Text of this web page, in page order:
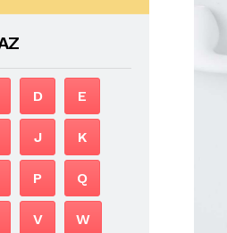
D E
J K
P Q
V W